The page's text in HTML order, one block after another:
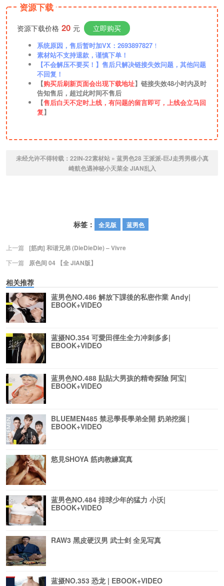
资源下载
资源下载价格 20 元 立即购买
系统原因，售后暂时加VX：2693897827 ！
素材站不支持退款，谨慎下单！
【不会解压不要买！】售后只解决链接失效问题，其他问题
不回复！
【购买后刷新页面会出现下载地址】链接失效48小时内及时
告知售后，超过此时间不售后
【售后白天不定时上线，有问题的留言即可，上线会立马回
复】
未经允许不得转载： 22IN-22素材站» 蓝男色28 王派派-巨J走秀男模小真
崎航色遇神秘小天菜全 JIAN乱入
标签： 全见版 蓝男色
上一篇
[筋肉] 和谐兄弟 (DieDieDie) – Vivre
下一篇
原色间 04 【全 JIAN版】
相关推荐
蓝男色NO.486 解放下課後的私密作業 Andy|
EBOOK+VIDEO
蓝摄NO.354 可愛田徑生全力冲刺多多|
EBOOK+VIDEO
蓝男色NO.488 貼貼大男孩的精奇探險 阿宝|
EBOOK+VIDEO
BLUEMEN485 禁忌學長學弟全開 奶弟挖掘 |
EBOOK+VIDEO
慾見SHOYA 筋肉教練寫真
蓝男色NO.484 排球少年的猛力 小沃|
EBOOK+VIDEO
RAW3 黑皮硬汉男 武士剑 全见写真
蓝摄NO.353 恐龙 | EBOOK+VIDEO